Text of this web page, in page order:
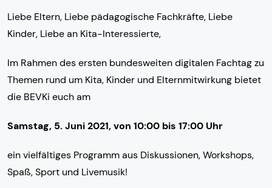
Liebe Eltern, Liebe pädagogische Fachkräfte, Liebe
Kinder, Liebe an Kita-Interessierte,
Im Rahmen des ersten bundesweiten digitalen Fachtag zu
Themen rund um Kita, Kinder und Elternmitwirkung bietet
die BEVKi euch am
Samstag, 5. Juni 2021, von 10:00 bis 17:00 Uhr
ein vielfältiges Programm aus Diskussionen, Workshops,
Spaß, Sport und Livemusik!